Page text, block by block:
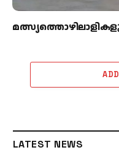
LATEST NEWS